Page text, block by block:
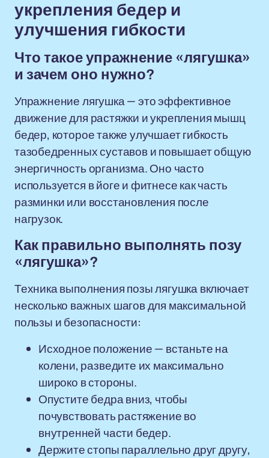
укрепления бедер и
улучшения гибкости
Что такое упражнение «лягушка»
и зачем оно нужно?
Упражнение лягушка — это эффективное
движение для растяжки и укрепления мышц
бедер, которое также улучшает гибкость
тазобедренных суставов и повышает общую
энергичность организма. Оно часто
используется в йоге и фитнесе как часть
разминки или восстановления после
нагрузок.
Как правильно выполнять позу
«лягушка»?
Техника выполнения позы лягушка включает
несколько важных шагов для максимальной
пользы и безопасности:
Исходное положение — встаньте на
колени, разведите их максимально
широко в стороны.
Опустите бедра вниз, чтобы
почувствовать растяжение во
внутренней части бедер.
Держите стопы параллельно друг другу,